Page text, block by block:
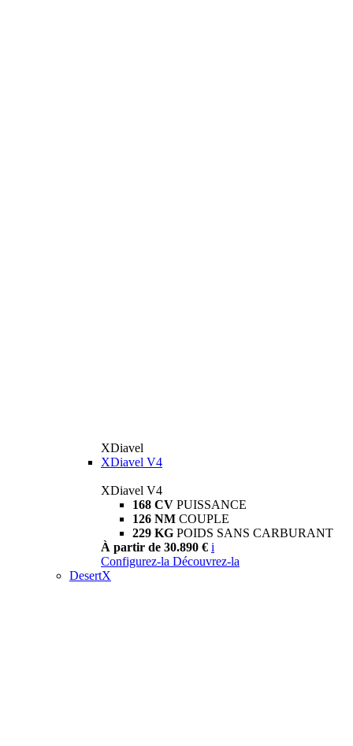
XDiavel
XDiavel V4
XDiavel V4
168 CV PUISSANCE
126 NM COUPLE
229 KG POIDS SANS CARBURANT
À partir de 30.890 € i
Configurez-la Découvrez-la
DesertX